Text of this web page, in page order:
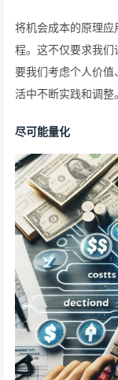
将机会成本的原理
程。这不仅要求我
要我们考虑个人价
活中不断实践和调整。
尽可能量化